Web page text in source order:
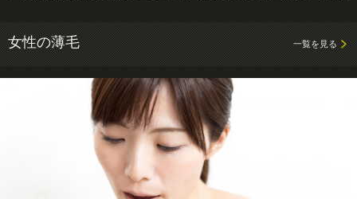
一覧を見る
女性の薄毛